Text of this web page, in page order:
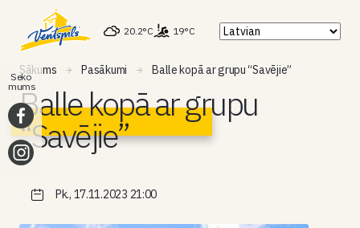
20.2°C 19°C
Sākums Pasākumi Balle kopā ar grupu “Savējie”
Balle kopā ar grupu
“Savējie”
Pk., 17.11.2023 21:00
Seko
mums